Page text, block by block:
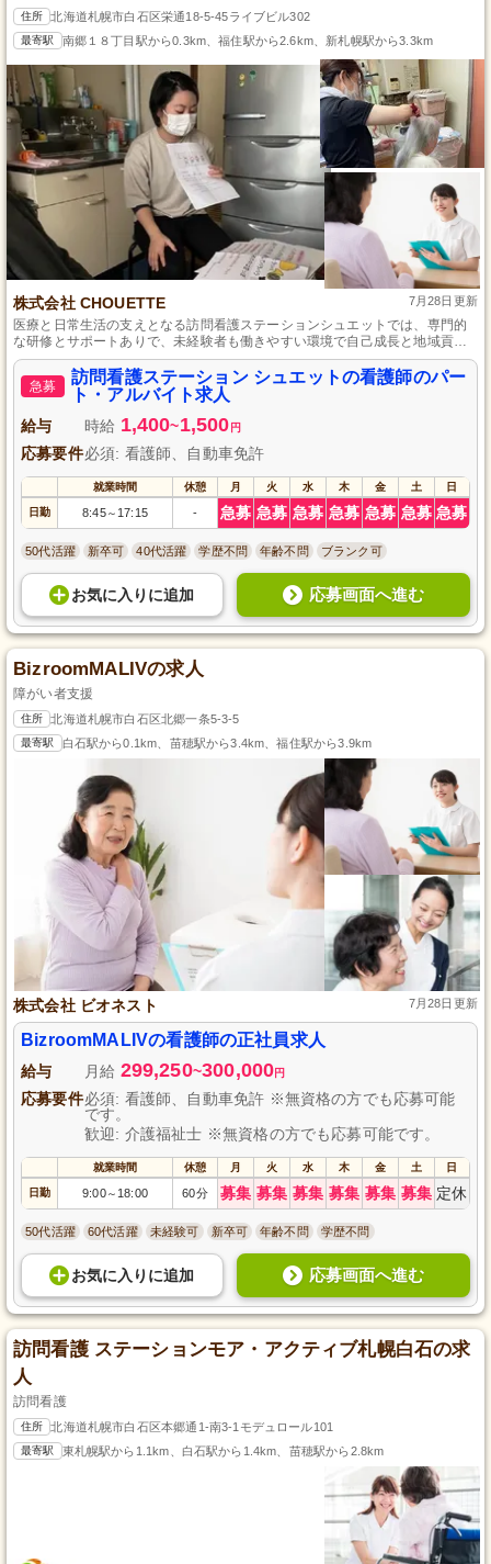
住所 北海道札幌市白石区栄通18-5-45ライブビル302
最寄駅 南郷１８丁目駅から0.3km、福住駅から2.6km、新札幌駅から3.3km
株式会社 CHOUETTE 7月28日更新
医療と日常生活の支えとなる訪問看護ステーションシュエットでは、専門的
な研修とサポートありで、未経験者も働きやすい環境で自己成長と地域貢献
が可能です。
急募
訪問看護ステーション シュエットの看護師のパー
ト・アルバイト求人
給与 時給 1,400~1,500 円
応募要件必須: 看護師、自動車免許
就業時間 休憩 月 火 水 木 金 土 日
日勤 8:45～ 17:15 - 急募 急募 急募 急募 急募 急募 急募
50代活躍 新卒可 40代活躍 学歴不問 年齢不問 ブランク可
お気に入り に追加 応募画面へ進む
BizroomMALIVの求人
障がい者支援
住所 北海道札幌市白石区北郷一条5-3-5
最寄駅 白石駅から0.1km、苗穂駅から3.4km、福住駅から3.9km
株式会社 ビオネスト 7月28日更新
BizroomMALIVの看護師の正社員求人
給与 月給 299,250~300,000円
応募要件必須: 看護師、自動車免許 ※無資格の方でも応募可能
です。
歓迎: 介護福祉士 ※無資格の方でも応募可能です。
就業時間 休憩 月 火 水 木 金 土 日
日勤 9:00～ 18:00 60分 募集 募集 募集 募集 募集 募集 定休
50代活躍 60代活躍 未経験可 新卒可 年齢不問 学歴不問
お気に入り に追加 応募画面へ進む
訪問看護 ステーションモア・アクティブ札幌白石の求
人
訪問看護
住所 北海道札幌市白石区本郷通1-南3-1モデュロール101
最寄駅 東札幌駅から1.1km、白石駅から1.4km、苗穂駅から2.8km